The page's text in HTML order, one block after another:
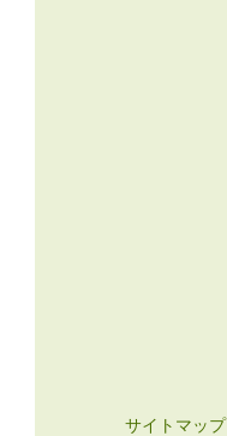
サイトマップ